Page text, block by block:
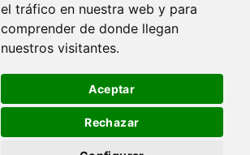
el tráfico en nuestra web y para
comprender de donde llegan
nuestros visitantes.
Aceptar
Rechazar